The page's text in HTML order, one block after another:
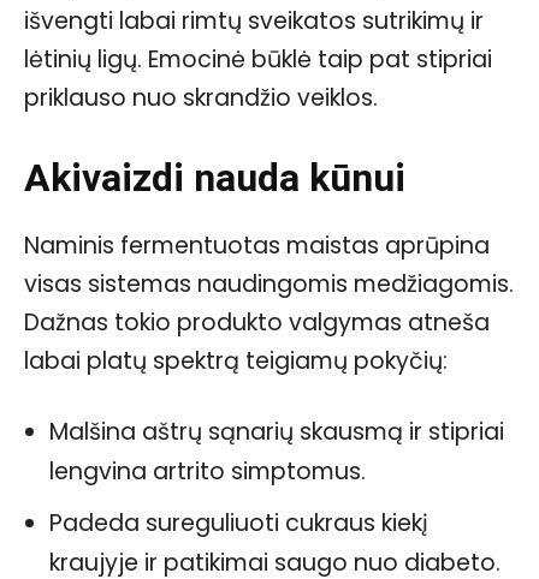
išvengti labai rimtų sveikatos sutrikimų ir
lėtinių ligų. Emocinė būklė taip pat stipriai
priklauso nuo skrandžio veiklos.
Akivaizdi nauda kūnui
Naminis fermentuotas maistas aprūpina
visas sistemas naudingomis medžiagomis.
Dažnas tokio produkto valgymas atneša
labai platų spektrą teigiamų pokyčių:
Malšina aštrų sąnarių skausmą ir stipriai
lengvina artrito simptomus.
Padeda sureguliuoti cukraus kiekį
kraujyje ir patikimai saugo nuo diabeto.